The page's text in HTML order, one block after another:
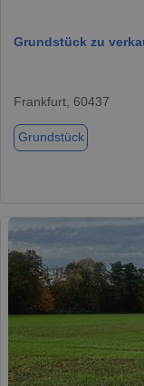
Grundstück zu
Frankfurt, 60437
Grundstück